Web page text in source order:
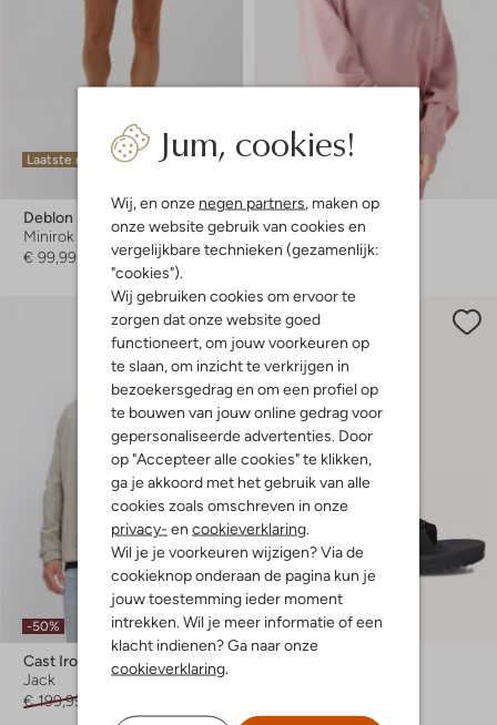
Jum, cookies!
Wij, en onze negen partners, maken op
onze website gebruik van cookies en
vergelijkbare technieken (gezamenlijk:
"cookies").
Wij gebruiken cookies om ervoor te
zorgen dat onze website goed
functioneert, om jouw voorkeuren op
te slaan, om inzicht te verkrijgen in
bezoekersgedrag en om een profiel op
te bouwen van jouw online gedrag voor
gepersonaliseerde advertenties. Door
op "Accepteer alle cookies" te klikken,
ga je akkoord met het gebruik van alle
cookies zoals omschreven in onze
privacy- en cookieverklaring.
Wil je je voorkeuren wijzigen? Via de
cookieknop onderaan de pagina kun je
jouw toestemming ieder moment
intrekken. Wil je meer informatie of een
klacht indienen? Ga naar onze
cookieverklaring.
Laatste maten
Deblon Sports
Minirok
€ 99,99
Studio Amaya
Sweater
€ 69,99 € 34,99
-50%
Cast Iron
Jack
€ 199,99
-10%